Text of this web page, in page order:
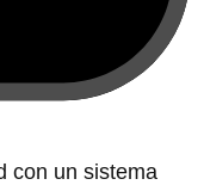
con un sistema